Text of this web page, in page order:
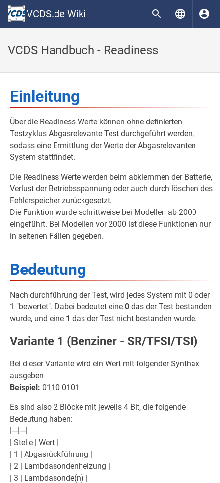
VCDS.de Wiki
VCDS Handbuch - Readiness
Einleitung
Über die Readiness Werte können ohne definierten
Testzyklus Abgasrelevante Test durchgeführt werden,
sodass eine Ermittlung der Werte der Abgasrelevanten
System stattfindet.
Die Readiness Werte werden beim abklemmen der Batterie,
Verlust der Betriebsspannung oder auch durch löschen des
Fehlerspeicher zurückgesetzt.
Die Funktion wurde schrittweise bei Modellen ab 2000
eingeführt. Bei Modellen vor 2000 ist diese Funktionen nur
in seltenen Fällen gegeben.
Bedeutung
Nach durchführung der Test, wird jedes System mit 0 oder
1 "bewertet". Dabei bedeutet eine 0 das der Test bestanden
wurde, und eine 1 das der Test nicht bestanden wurde.
Variante 1 (Benziner - SR/TFSI/TSI)
Bei dieser Variante wird ein Wert mit folgender Synthax
ausgeben
Beispiel: 0110 0101
Es sind also 2 Blöcke mit jeweils 4 Bit, die folgende
Bedeutung haben:
|---|---|
| Stelle | Wert |
| 1 | Abgasrückführung |
| 2 | Lambdasondenheizung |
| 3 | Lambdasonde(n) |